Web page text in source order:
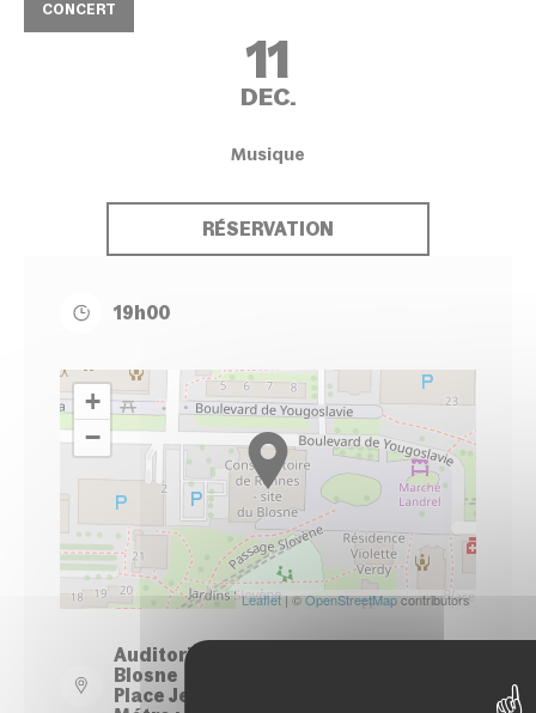
CONCERT
11
DEC.
Musique
RÉSERVATION
19h00
+
−
Leaflet| ©OpenStreetMapcontributors
Auditorium du Conservatoire - Site
Blosne
Place Jean Normand - Rennes